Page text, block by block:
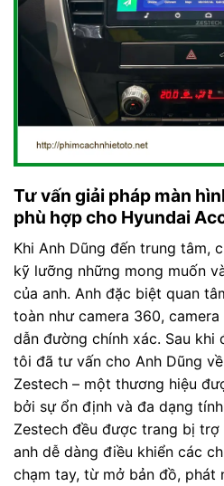
Tư vấn giải pháp màn
phù hợp cho Hyundai
Khi Anh Dũng đến trung tâm,
kỹ lưỡng những mong muốn
của anh. Anh đặc biệt quan
toàn như camera 360,
dẫn đường chính xác. Sau khi
tôi đã tư vấn cho Anh Dũng
Zestech – một thương hiệu
bởi sự ổn định và đa dạng
Zestech đều được trang bị
anh dễ dàng điều khiển các
chạm tay, từ mở bản đồ, phát